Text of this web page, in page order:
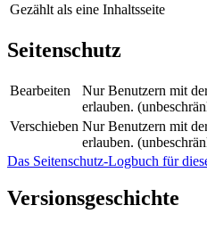
Gezählt als eine Inhaltsseite
Seitenschutz
Bearbeiten
Nur Benutzern mit
erlauben.
Verschieben Nur Benutzern mit
erlauben.
Das Seitenschutz-Logbuch für
Versionsgeschichte